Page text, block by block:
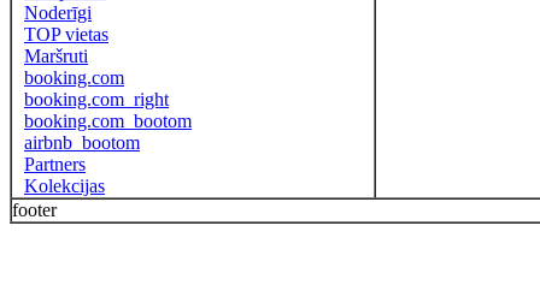
Noderīgi
TOP vietas
Maršruti
booking.com
booking.com_right
booking.com_bootom
airbnb_bootom
Partners
Kolekcijas
footer